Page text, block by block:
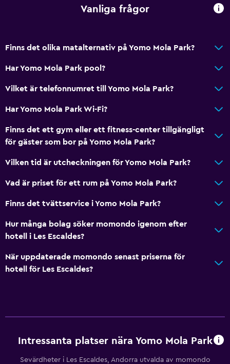
Vanliga frågor
Finns det olika matalternativ på Yomo Mola Park?
Har Yomo Mola Park pool?
Vilket är telefonnumret till Yomo Mola Park?
Har Yomo Mola Park Wi-Fi?
Finns det ett gym eller ett fitness-center tillgängligt
för gäster som bor på Yomo Mola Park?
Vilken tid är utcheckningen för Yomo Mola Park?
Vad är priset för ett rum på Yomo Mola Park?
Finns det tvättservice i Yomo Mola Park?
Hur många bolag söker momondo igenom efter
hotell i Les Escaldes?
När uppdaterade momondo senast priserna för
hotell för Les Escaldes?
Intressanta platser nära Yomo Mola Park
Sevärdheter i Les Escaldes, Andorra utvalda av momondo